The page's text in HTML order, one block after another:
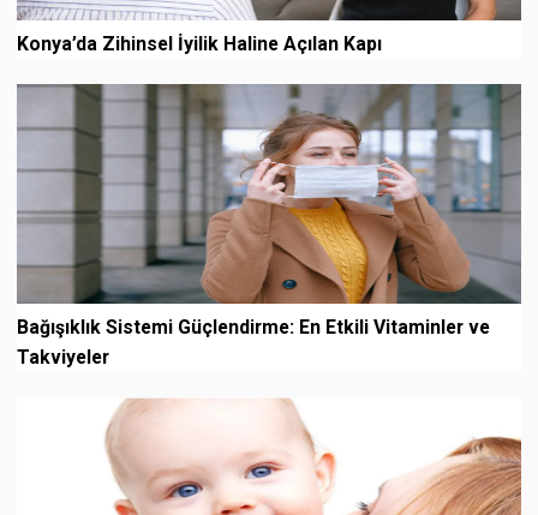
Konya’da Zihinsel İyilik Haline Açılan Kapı
Bağışıklık Sistemi Güçlendirme: En Etkili Vitaminler ve
Takviyeler